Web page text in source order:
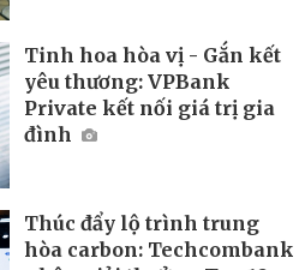
Tinh hoa hòa vị - Gắn kết
yêu thương: VPBank
Private kết nối giá trị gia
đình
Thúc đẩy lộ trình trung
hòa carbon: Techcombank